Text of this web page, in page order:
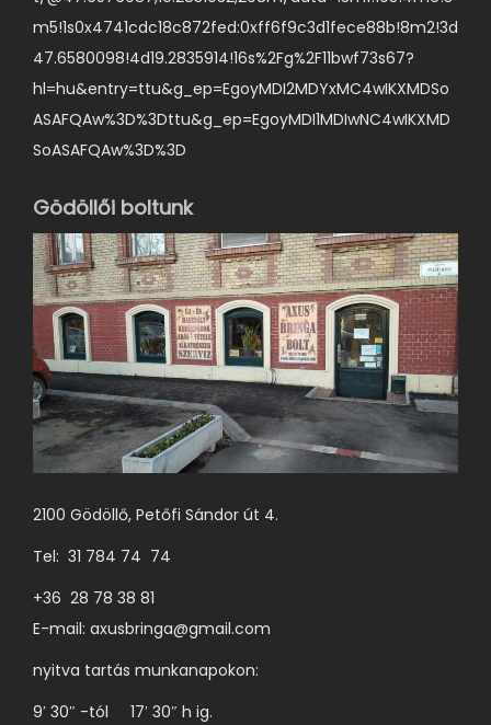
m5!1s0x4741cdc18c872fed:0xff6f9c3d1fece88b!8m2!3d
47.6580098!4d19.2835914!16s%2Fg%2F11bwf73s67?
hl=hu&entry=ttu&g_ep=EgoyMDI2MDYxMC4wIKXMDSo
ASAFQAw%3D%3Dttu&g_ep=EgoyMDI1MDIwNC4wIKXMD
SoASAFQAw%3D%3D
Gödöllői boltunk
2100 Gödöllő, Petőfi Sándor út 4.
Tel: 31 784 74 74
+36 28 78 38 81
E-mail: axusbringa@gmail.com
nyitva tartás munkanapokon:
9′ 30″ -tól 17′ 30″ h ig.